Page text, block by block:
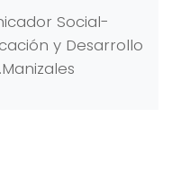
Social-
y Desarrollo